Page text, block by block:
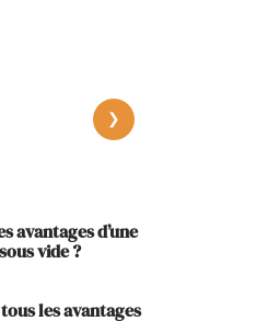
avantages d’une
vide ?
les avantages